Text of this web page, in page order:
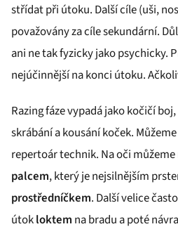
střídat při útoku. Další cíle (uši,
považovány za cíle sekundární.
ani ne tak fyzicky jako psychicky.
nejúčinnější na konci útoku.
Razing fáze vypadá jako kočičí
skrábání a kousání koček.
repertoár technik. Na oči
palcem, který je nejsilnějším
prostředníčkem. Další velice
útokloktem na bradu a poté